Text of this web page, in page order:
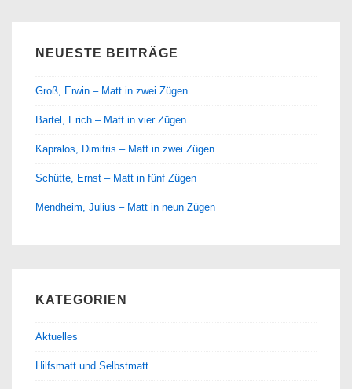
NEUESTE BEITRÄGE
Groß, Erwin – Matt in zwei Zügen
Bartel, Erich – Matt in vier Zügen
Kapralos, Dimitris – Matt in zwei Zügen
Schütte, Ernst – Matt in fünf Zügen
Mendheim, Julius – Matt in neun Zügen
KATEGORIEN
Aktuelles
Hilfsmatt und Selbstmatt